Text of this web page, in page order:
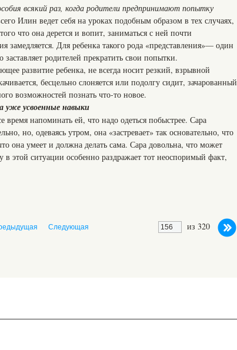
всякий раз, когда родители предпринимают попытку
Илин ведет себя на уроках подобным образом в тех случаях,
что она дерется и вопит, заниматься с ней почти
замедляется. Для ребенка такого рода «представления»— один
заставляет родителей прекратить свои попытки.
развитие ребенка, не всегда носит резкий, взрывной
бесцельно слоняется или подолгу сидит, зачарованный
возможностей познать что-то новое.
уже усвоенные навыки
напоминать ей, что надо одеться побыстрее. Сара
но, одеваясь утром, она «застревает» так основательно, что
она умеет и должна делать сама. Сара довольна, что может
этой ситуации особенно раздражает тот неоспоримый факт,
из 320
Следующая